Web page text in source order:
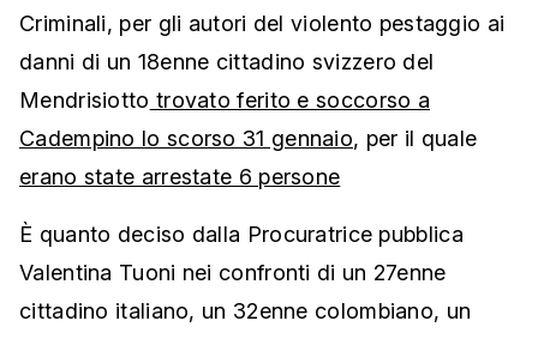
Criminali, per gli autori del violento pestaggio ai
danni di un 18enne cittadino svizzero del
Mendrisiotto trovato ferito e soccorso a
Cadempino lo scorso 31 gennaio, per il quale
erano state arrestate 6 persone
È quanto deciso dalla Procuratrice pubblica
Valentina Tuoni nei confronti di un 27enne
cittadino italiano, un 32enne colombiano, un